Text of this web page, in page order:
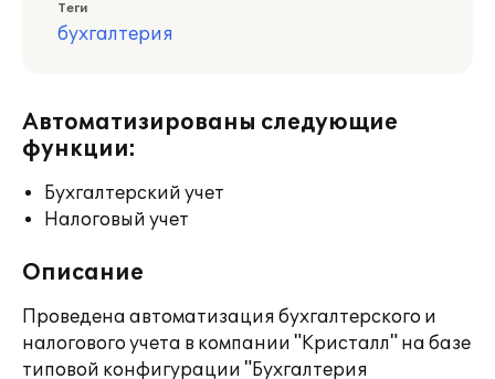
Теги
бухгалтерия
Автоматизированы следующие
функции:
Бухгалтерский учет
Налоговый учет
Описание
Проведена автоматизация бухгалтерского и
налогового учета в компании "Кристалл" на базе
типовой конфигурации "Бухгалтерия